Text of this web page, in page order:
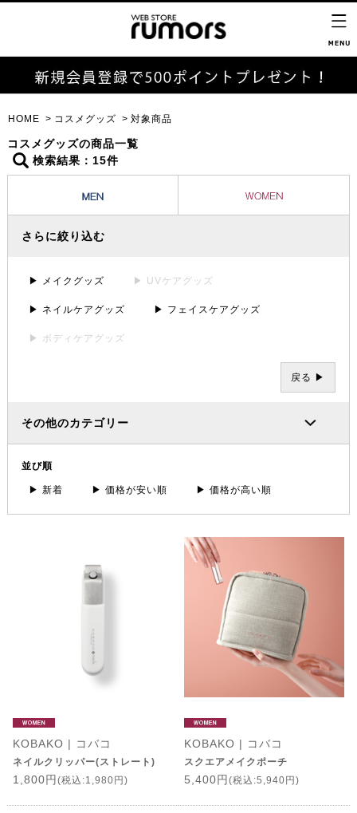
HOME コスメグッズ 対象商品
コスメグッズの商品一覧
検索結果：15件
さらに絞り込む
▶ メイクグッズ ▶ UVケアグッズ
▶ ネイルケアグッズ ▶ フェイスケアグッズ
▶ ボディケアグッズ
戻る ▶
その他のカテゴリー
並び順
▶ 新着 ▶ 価格が安い順 ▶ 価格が高い順
KOBAKO | コバコ
ネイルクリッパー(ストレート)
1,800円 (税込:1,980円)
KOBAKO | コバコ
スクエアメイクポーチ
5,400円 (税込:5,940円)